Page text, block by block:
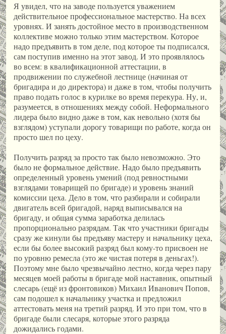
Я увидел, что на заводе пользуется уважением
действительное профессиональное мастерство. На всех
уровнях. И занять достойное место в производственном
коллективе можно только этим мастерством. Которое
надо предъявить в том деле, под которое ты подписался,
сам поступив именно на этот завод. И это проявлялось
во всем: в квалификационной аттестации, в
продвижении по служебной лестнице (начиная от
бригадира и до директора) и даже в том, чтобы получить
право подать голос в курилке во время перекура. Ну, и,
разумеется, в отношениях между собой. Неформального
лидера было видно даже в том, как невольно (хотя бы
взглядом) уступали дорогу товарищи по работе, когда он
просто шел по цеху.
Получить разряд за просто так было невозможно. Это
было не формальное действие. Надо было предъявить
определенный уровень умений (под ревностными
взглядами товарищей по бригаде) и уровень знаний
комиссии цеха. Дело в том, что разбирали и собирали
двигатель всей бригадой, наряд выписывался на
бригаду, и общая сумма заработка делилась
пропорционально разрядам. Так что участники бригады
сразу же кинули бы предъяву мастеру и начальнику цеха,
если бы более высокий разряд был кому-то присвоен не
по уровню ремесла (это же чистая потеря в деньгах!).
Поэтому мне было чрезвычайно лестно, когда через пару
месяцев моей работы в бригаде мой наставник, опытный
слесарь (ещё из фронтовиков) Михаил Иванович Попов,
сам подошел к начальнику участка и предложил
аттестовать меня на третий разряд. И это при том, что в
бригаде были слесаря, которые этого разряда
дожидались годами.